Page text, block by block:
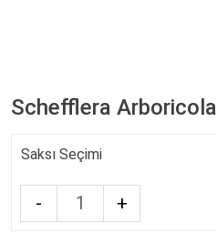
Schefflera Arboricola
Saksı Seçimi
Quantity
- +